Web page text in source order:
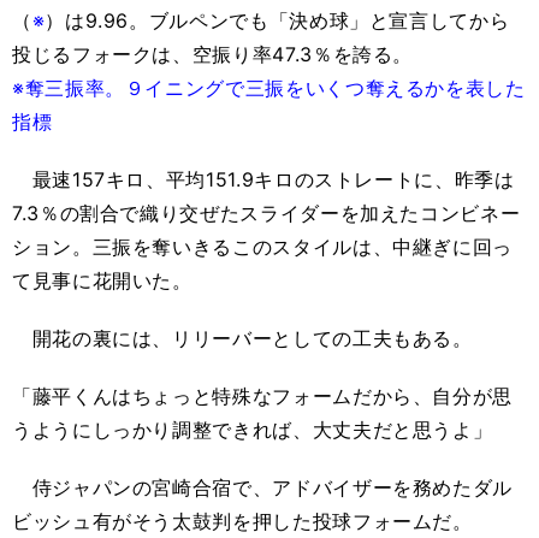
（※）は9.96。ブルペンでも「決め球」と宣言してから
投じるフォークは、空振り率47.3％を誇る。
※奪三振率。９イニングで三振をいくつ奪えるかを表した
指標
最速157キロ、平均151.9キロのストレートに、昨季は
7.3％の割合で織り交ぜたスライダーを加えたコンビネー
ション。三振を奪いきるこのスタイルは、中継ぎに回っ
て見事に花開いた。
開花の裏には、リリーバーとしての工夫もある。
「藤平くんはちょっと特殊なフォームだから、自分が思
うようにしっかり調整できれば、大丈夫だと思うよ」
侍ジャパンの宮崎合宿で、アドバイザーを務めたダル
ビッシュ有がそう太鼓判を押した投球フォームだ。